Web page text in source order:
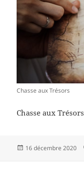
Chasse aux Trésors
Chasse aux Trésors
Publié
16 décembre 2020